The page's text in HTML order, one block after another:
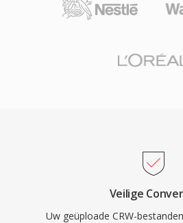
Veilige
Uw geüploade CRW-